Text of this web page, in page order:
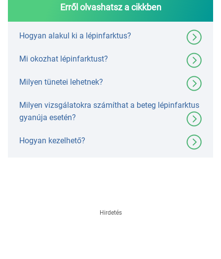
Erről olvashatsz a cikkben
Hogyan alakul ki a lépinfarktus?
Mi okozhat lépinfarktust?
Milyen tünetei lehetnek?
Milyen vizsgálatokra számíthat a beteg lépinfarktus
gyanúja esetén?
Hogyan kezelhető?
Hirdetés